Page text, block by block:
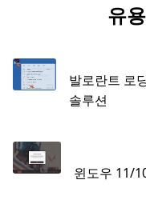
유
발로란트 로
솔루션
윈도우 11/